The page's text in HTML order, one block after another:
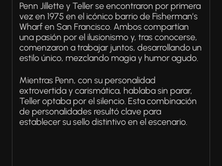
Penn Jillette y Teller se encontraron por primera
vez en 1975 en el icónico barrio de Fisherman’s
Wharf en San Francisco. Ambos compartían
una pasión por el ilusionismo y, tras conocerse,
comenzaron a trabajar juntos, desarrollando un
estilo único, mezclando magia y humor agudo.
Mientras Penn, con su personalidad
extrovertida y carismática, hablaba sin parar,
Teller optaba por el silencio. Esta combinación
de personalidades resultó clave para
establecer su sello distintivo en el escenario.